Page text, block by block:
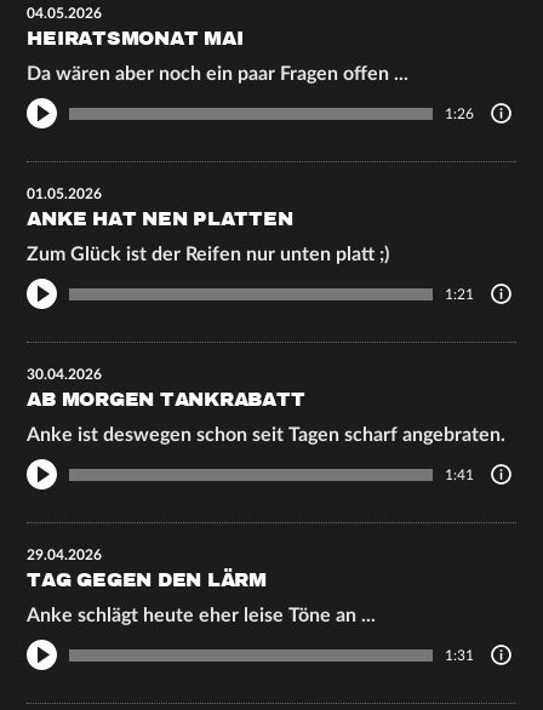
04.05.2026
HEIRATSMONAT MAI
Da wären aber noch ein paar Fragen offen ...
1:26
01.05.2026
ANKE HAT NEN PLATTEN
Zum Glück ist der Reifen nur unten platt ;)
1:21
30.04.2026
AB MORGEN TANKRABATT
Anke ist deswegen schon seit Tagen scharf angebraten.
1:41
29.04.2026
TAG GEGEN DEN LÄRM
Anke schlägt heute eher leise Töne an ...
1:31